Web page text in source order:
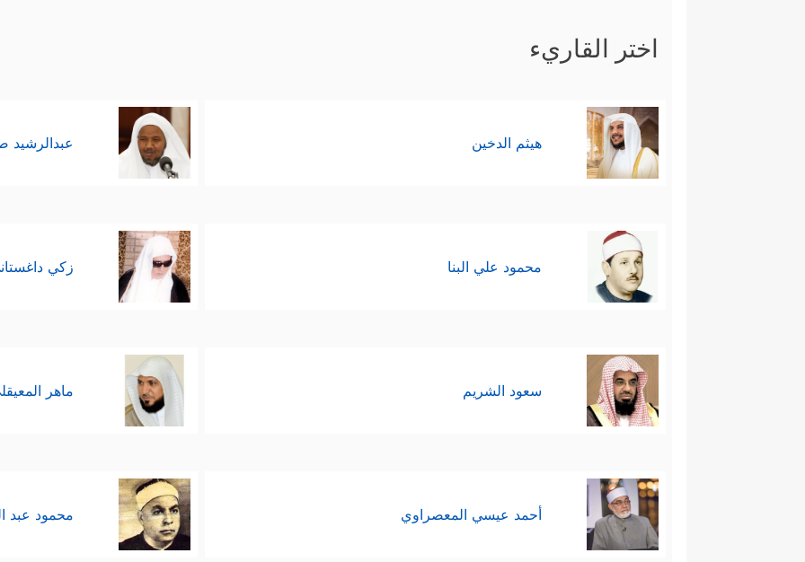
اختر القاريء
هيثم الدخين عبدالرشيد
محمود علي البنا زكي
سعود الشريم ماهر
أحمد عيسي المعصراوي محمود عبد